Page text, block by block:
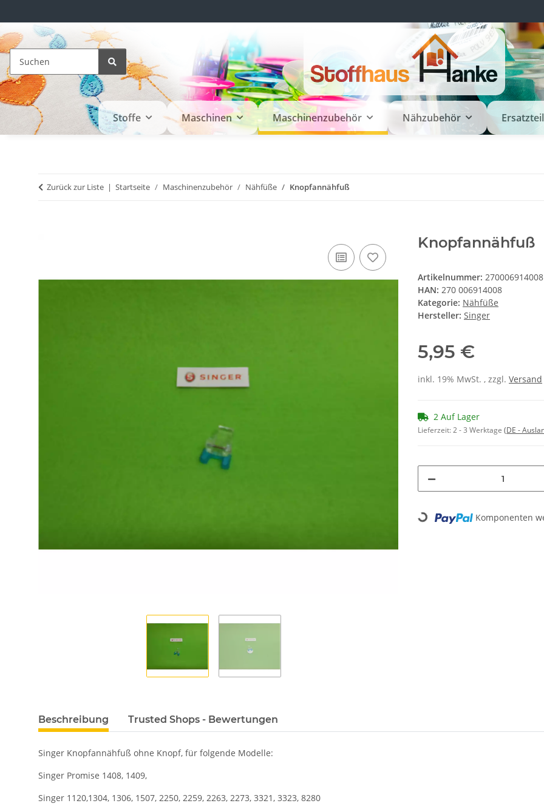
Stoffe Maschinen Maschinenzubehör Nähzubehör
Zurück zur Liste Startseite Maschinenzubehör Nähfüße Knopfannähfuß
Knopfannähfuß
Artikelnummer: 270006914008
HAN: 270 006914008
Kategorie: Nähfüße
Hersteller: Singer
5,95 €
inkl. 19% MwSt. , zzgl. Versand
2 Auf Lager
Lieferzeit:2 - 3 Werktage (DE -
Loading... Komponenten
Beschreibung Trusted Shops - Bewertungen
Singer Knopfannähfuß ohne Knopf, für folgende Modelle:
Singer Promise 1408, 1409,
Singer 1120,1304, 1306, 1507, 2250, 2259, 2263, 2273, 3321, 3323, 8280